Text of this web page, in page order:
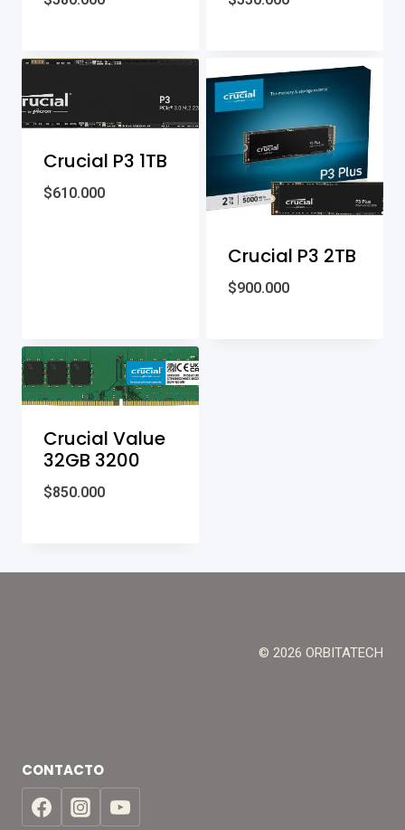
Crucial P3 1TB
$610.000
Crucial P3 2TB
$900.000
Crucial Value
32GB 3200
$850.000
© 2026 ORBITATECH
CONTACTO